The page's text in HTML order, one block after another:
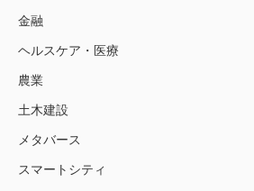
金融
ヘルスケア・医療
農業
土木建設
メタバース
スマートシティ